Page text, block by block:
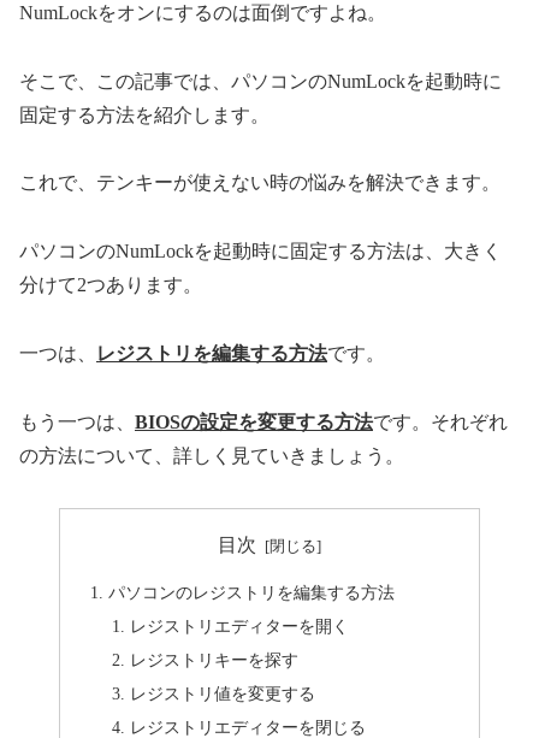
NumLockをオンにするのは面倒ですよね。
そこで、この記事では、パソコンのNumLockを起動時に
固定する方法を紹介します。
これで、テンキーが使えない時の悩みを解決できます。
パソコンのNumLockを起動時に固定する方法は、大きく
分けて2つあります。
一つは、 レジストリを編集する方法です。
もう一つは、 BIOSの設定を変更する方法です。それぞれ
の方法について、詳しく見ていきましょう。
目次
パソコンのレジストリを編集する方法
レジストリエディターを開く
レジストリキーを探す
レジストリ値を変更する
レジストリエディターを閉じる